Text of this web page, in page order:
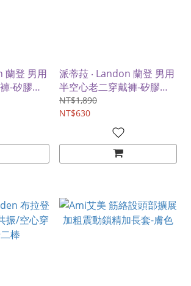
蘭登 男用
-矽膠材
軟弱者救
派蒂菈 ‧ Landon 蘭登 男用
半空心老二穿戴褲-矽膠材
質柔順彈滑﹝短小軟弱者救
星﹞肉色
NT$1,890
NT$630